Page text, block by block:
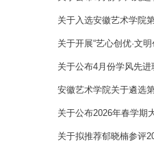
关于入选安徽艺术学院
关于开展“艺心创优·文
关于公布4月份学风先
安徽艺术学院关于遴选
关于公布2026年春学期
关于拟推荐郁晓楠参评